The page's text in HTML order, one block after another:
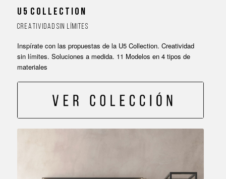
U 5 C O L L E C T I O N
C R E A T I V I D A D S I N L Í M I T E S
Inspírate con las propuestas de la U5 Collection. Creatividad
sin límites. Soluciones a medida. 11 Modelos en 4 tipos de
materiales